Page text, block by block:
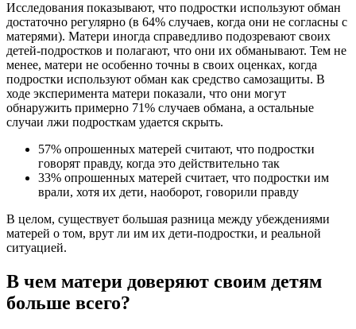
Исследования показывают, что подростки используют обман
достаточно регулярно (в 64% случаев, когда они не согласны с
матерями). Матери иногда справедливо подозревают своих
детей-подростков и полагают, что они их обманывают. Тем не
менее, матери не особенно точны в своих оценках, когда
подростки используют обман как средство самозащиты. В
ходе эксперимента матери показали, что они могут
обнаружить примерно 71% случаев обмана, а остальные
случаи лжи подросткам удается скрыть.
57% опрошенных матерей считают, что подростки
говорят правду, когда это действительно так
33% опрошенных матерей считает, что подростки им
врали, хотя их дети, наоборот, говорили правду
В целом, существует большая разница между убеждениями
матерей о том, врут ли им их дети-подростки, и реальной
ситуацией.
В чем матери доверяют своим детям
больше всего?